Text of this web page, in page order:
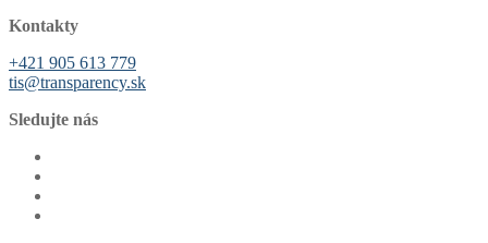
Kontakty
+421 905 613 779
tis@transparency.sk
Sledujte nás